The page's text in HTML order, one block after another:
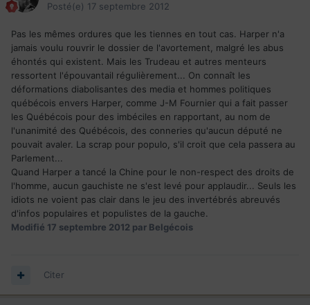
Posté(e) 17 septembre 2012
Pas les mêmes ordures que les tiennes en tout cas. Harper n'a
jamais voulu rouvrir le dossier de l'avortement, malgré les abus
éhontés qui existent. Mais les Trudeau et autres menteurs
ressortent l'épouvantail régulièrement... On connaît les
déformations diabolisantes des media et hommes politiques
québécois envers Harper, comme J-M Fournier qui a fait passer
les Québécois pour des imbéciles en rapportant, au nom de
l'unanimité des Québécois, des conneries qu'aucun député ne
pouvait avaler. La scrap pour populo, s'il croit que cela passera au
Parlement...
Quand Harper a tancé la Chine pour le non-respect des droits de
l'homme, aucun gauchiste ne s'est levé pour applaudir... Seuls les
idiots ne voient pas clair dans le jeu des invertébrés abreuvés
d'infos populaires et populistes de la gauche.
Modifié 17 septembre 2012 par Belgécois
Citer